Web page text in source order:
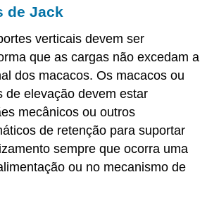
de Jack
verticais devem ser
que as cargas não excedam a
dos macacos. Os macacos ou
de elevação devem estar
mecânicos ou outros
de retenção para suportar
sempre que ocorra uma
ou no mecanismo de